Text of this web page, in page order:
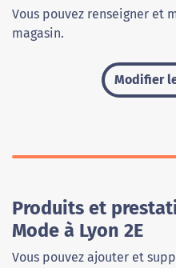
Vous pouvez renseigner et
magasin.
Modifier
Produits et
Mode à Lyon 2E
Vous pouvez ajouter et